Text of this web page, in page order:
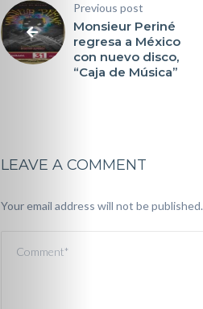
Previous post
Monsieur Periné
regresa a México
con nuevo disco,
“Caja de Música”
LEAVE A COMMENT
Your email address will not be published.